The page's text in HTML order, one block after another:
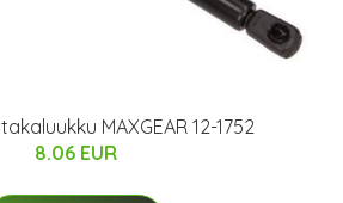
MAXGEAR 12-1752
8.06 EUR